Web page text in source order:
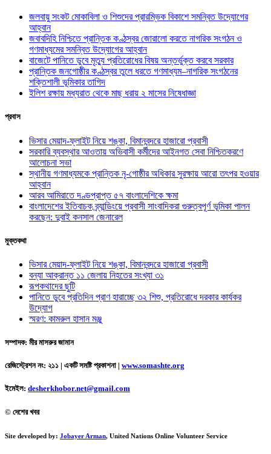
জলবায়ু সংকট মোকাবিলা ও শিশুদের প্রারম্ভিক বিকাশে সমন্বিত উদ্যোগের
আহ্বান
জবাবদিহি নিশ্চিতে প্রান্তিক কণ্ঠস্বর জোরালো করতে নাগরিক সংগঠন ও
গণমাধ্যমের সমন্বিত উদ্যোগের আহ্বান
বাজেটে পানিতে ডুবে মৃত্যু প্রতিরোধের বিষয় অন্তর্ভুক্ত করবে সরকার
প্রান্তিক জনগোষ্ঠীর কণ্ঠস্বর তুলে ধরতে গণমাধ্যম–নাগরিক সংগঠনের
শক্তিশালী ভূমিকার তাগিদ
ইলিশ রক্ষায় মধ্যরাত থেকে মাছ ধরায় ২ মাসের নিষেধাজ্ঞা
প্রবাস
ভিসার মেয়াদ-ফ্লাইট নিয়ে শঙ্কা, বিমানবন্দরে হাজারো প্রবাসী
সরকারি ব্যবস্থার আওতায় অভিবাসী কর্মীদের আইনগত সেবা নিশ্চিতকরণে
আলোচনা সভা
স্থানীয় গণমাধ্যমকে প্রান্তিক নৃ-গোষ্ঠীর অধিকার সুরক্ষায় আরো তৎপর হওয়ার
আহ্বান
আরব আমিরাতে দণ্ডপ্রাপ্ত ৫৭ বাংলাদেশিকে ক্ষমা
বাংলাদেশের ইতিবাচক ব্র্যান্ডিংয়ে প্রবাসী সাংবাদিকরা গুরুত্বপূর্ণ ভূমিকা পালন
করছেন: দুবাই কনসাল জেনারেল
মুক্তকথা
ভিসার মেয়াদ-ফ্লাইট নিয়ে শঙ্কা, বিমানবন্দরে হাজারো প্রবাসী
বন্যা আক্রান্ত ১১ জেলায় নিহতের সংখ্যা ৩১
রূপকথাদের ছুটি
পানিতে ডুবে প্রতিদিন প্রাণ হারাচ্ছে ৩২ শিশু, প্রতিরোধে দরকার কার্যকর
উদ্যোগ
স্মরণ: কামরুল হাসান মঞ্জু
সম্পাদক: মীর মাসরুর জামান
রেজিস্ট্রেশন নং: ২১১ | একটি সমষ্টি প্রকাশনা | www.somashte.org
ইমেইল: desherkhobor.net@gmail.com
© দেশের খবর
Site developed by: Jobayer Arman, United Nations Online Volunteer Service